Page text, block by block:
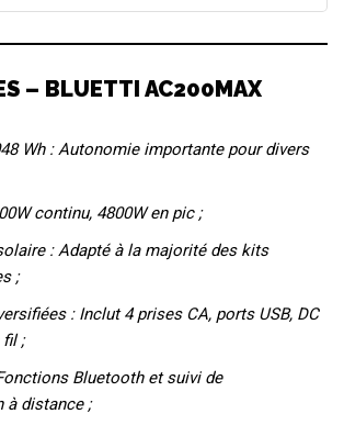
– BLUETTI AC200MAX
Wh : Autonomie importante pour divers
continu, 4800W en pic ;
: Adapté à la majorité des kits
;
: Inclut 4 prises CA, ports USB, DC
fil ;
Bluetooth et suivi de
à distance ;